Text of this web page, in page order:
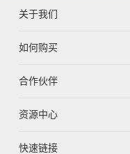
关于我们
如何购买
合作伙伴
资源中心
快速链接